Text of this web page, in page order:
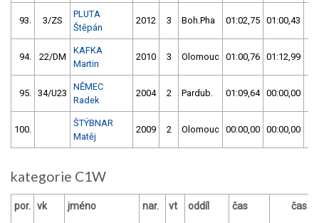
93. 3/ZS
PLUTA
Štěpán
2012 3 Boh.Pha 01:02,75 01:00,43
94. 22/DM
KAFKA
Martin
2010 3 Olomouc 01:00,76 01:12,99
95. 34/U23
NĚMEC
Radek
2004 2 Pardub. 01:09,64 00:00,00
100.
ŠTÝBNAR
Matěj
2009 2 Olomouc 00:00,00 00:00,00
kategorie C1W
por. vk jméno nar. vt oddíl čas čas